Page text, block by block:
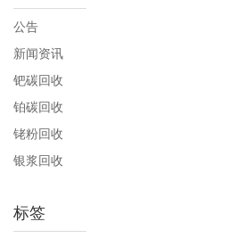
公告
新闻资讯
钯碳回收
铂碳回收
铑粉回收
银浆回收
标签